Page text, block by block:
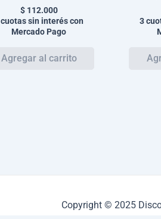
$112.000
sin interés con
Mercado Pago
3
Copyright © 2025